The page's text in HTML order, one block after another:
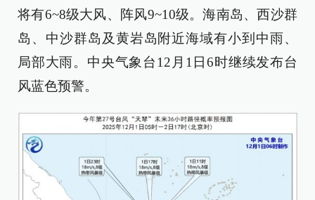
将有6~8级大风、阵风9~10级。海南岛、西沙群
岛、中沙群岛及黄岩岛附近海域有小到中雨、
局部大雨。中央气象台12月1日6时继续发布台
风蓝色预警。